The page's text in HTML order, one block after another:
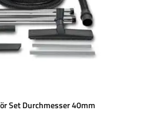
Set Durchmesser 40mm